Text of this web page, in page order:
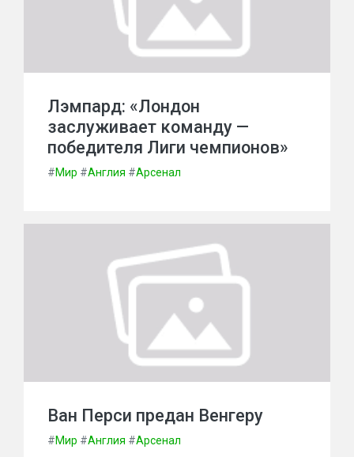
Лэмпард: «Лондон
заслуживает команду —
победителя Лиги чемпионов»
#Мир #Англия #Арсенал
Ван Перси предан Венгеру
#Мир #Англия #Арсенал